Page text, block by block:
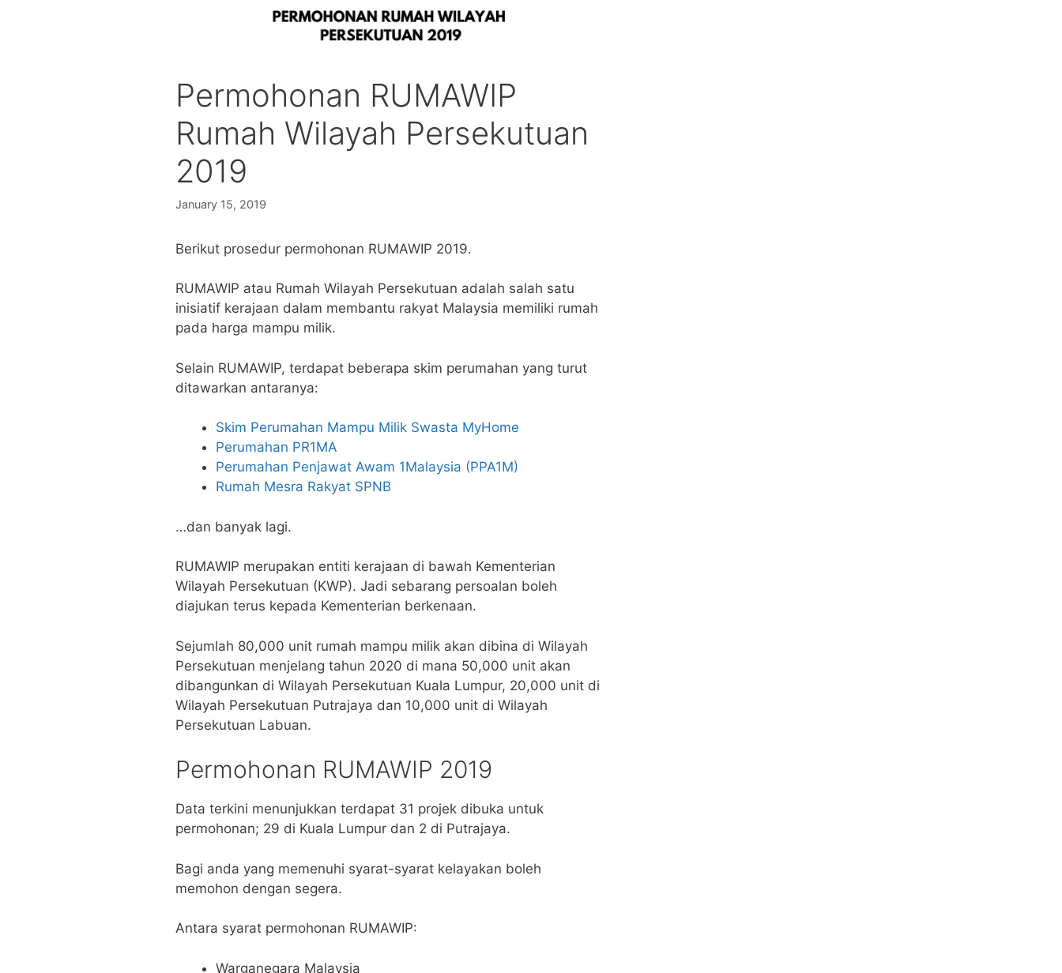
Permohonan RUMAWIP
Rumah Wilayah Persekutuan
2019
January 15, 2019
Berikut prosedur permohonan RUMAWIP 2019.
RUMAWIP atau Rumah Wilayah Persekutuan adalah salah satu
inisiatif kerajaan dalam membantu rakyat Malaysia memiliki rumah
pada harga mampu milik.
Selain RUMAWIP, terdapat beberapa skim perumahan yang turut
ditawarkan antaranya:
Skim Perumahan Mampu Milik Swasta MyHome
Perumahan PR1MA
Perumahan Penjawat Awam 1Malaysia (PPA1M)
Rumah Mesra Rakyat SPNB
…dan banyak lagi.
RUMAWIP merupakan entiti kerajaan di bawah Kementerian
Wilayah Persekutuan (KWP). Jadi sebarang persoalan boleh
diajukan terus kepada Kementerian berkenaan.
Sejumlah 80,000 unit rumah mampu milik akan dibina di Wilayah
Persekutuan menjelang tahun 2020 di mana 50,000 unit akan
dibangunkan di Wilayah Persekutuan Kuala Lumpur, 20,000 unit di
Wilayah Persekutuan Putrajaya dan 10,000 unit di Wilayah
Persekutuan Labuan.
Permohonan RUMAWIP 2019
Data terkini menunjukkan terdapat 31 projek dibuka untuk
permohonan; 29 di Kuala Lumpur dan 2 di Putrajaya.
Bagi anda yang memenuhi syarat-syarat kelayakan boleh
memohon dengan segera.
Antara syarat permohonan RUMAWIP:
Warganegara Malaysia